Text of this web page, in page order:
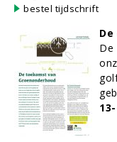
bestel tijdschrift
De